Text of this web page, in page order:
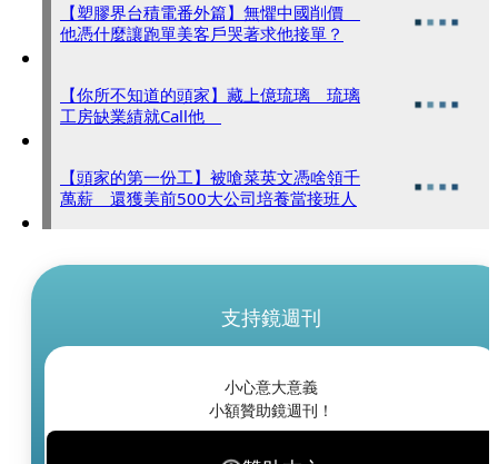
【塑膠界台積電番外篇】無懼中國削價
他憑什麼讓跑單美客戶哭著求他接單？
【你所不知道的頭家】藏上億琉璃 琉璃
工房缺業績就Call他
【頭家的第一份工】被嗆菜英文憑啥領千
萬薪 還獲美前500大公司培養當接班人
支持鏡週刊
小心意大意義
小額贊助鏡週刊！